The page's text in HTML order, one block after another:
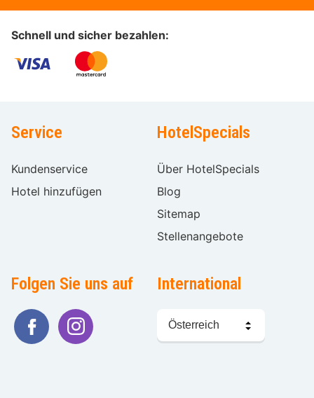
Schnell und sicher bezahlen:
Service
Kundenservice
Hotel hinzufügen
HotelSpecials
Über HotelSpecials
Blog
Sitemap
Stellenangebote
Folgen Sie uns auf International
Sprache
wählen